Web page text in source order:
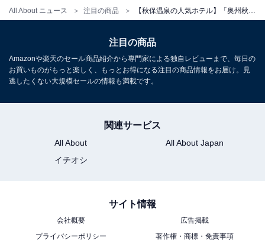
All About ニュース 注目の商品
また、記事中の宿泊プランを予約すると、売上の一部が
オールアバウトに還元されることがあります。
【鳴子温泉の人気ホテル】「鳴子温泉 名湯の宿
注目の商品
Amazonや楽天のセール商品紹介から専門家による独自レビューまで、毎日の
お買いものがもっと楽しく、もっとお得になる注目の商品情報をお届け。見
逃したくない大規模セールの情報も満載です。
関連サービス
All About
All About Japan
イチオシ
サイト情報
会社概要
広告掲載
プライバシーポリシー
著作権・商標・免責事項